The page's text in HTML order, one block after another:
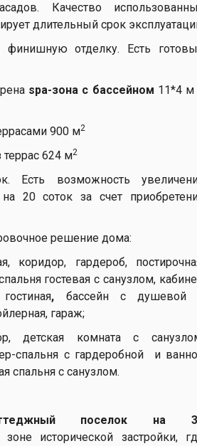
Качество
длительный срок
финишную отделку. Есть
spa-зона с бассейном 11*4 м
900 м2
624 м2
Есть возможность
20 соток за счет
решение дома:
коридор, гардероб,
гостевая с санузлом,
, бассейн с душевой
гараж;
детская комната с
спальня с гардеробной и
спальня с санузлом.
поселок на
исторической застройки,